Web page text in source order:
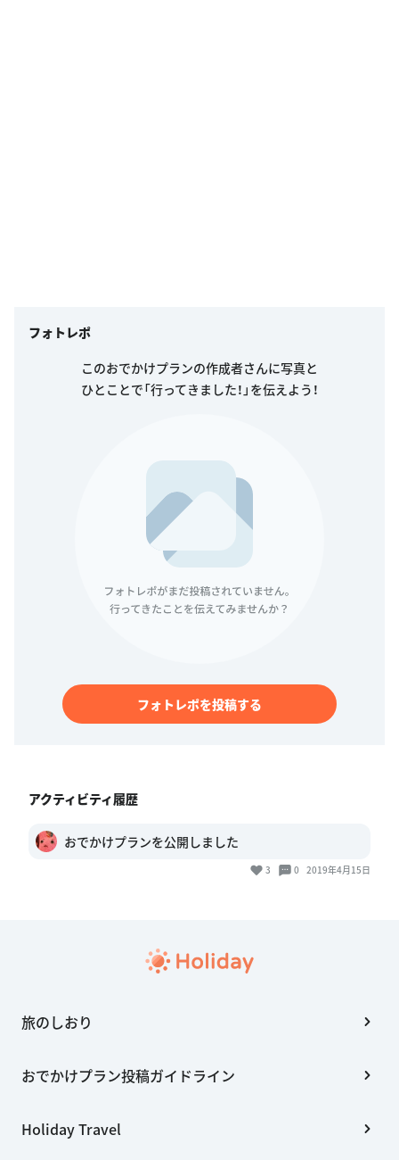
フォトレポ
このおでかけプランの作成者さんに写真と
ひとことで「行ってきました！」を伝えよう！
フォトレポを投稿する
アクティビティ履歴
おでかけプランを公開しました
3 0 2019年4月15日
旅のしおり
おでかけプラン投稿ガイドライン
Holiday Travel